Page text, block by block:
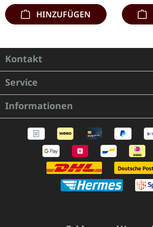
HINZUFÜGEN
Kontakt
Service
Informationen